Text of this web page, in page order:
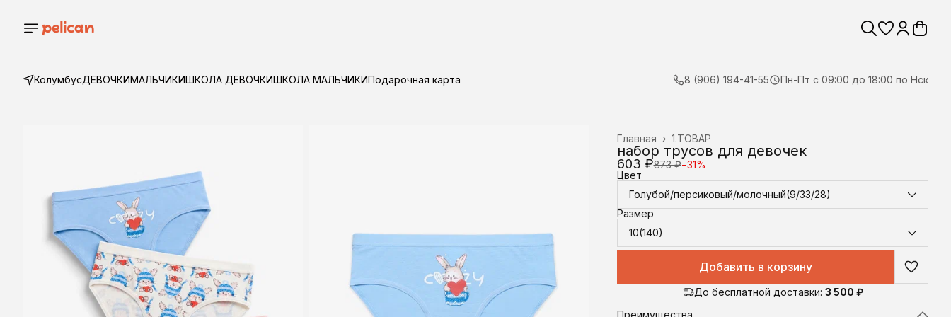
КолумбусДЕВОЧКИМАЛЬЧИКИШКОЛА ДЕВОЧКИШКОЛА МАЛЬЧИКИПодарочная карта 8 (906) 194-41-55 Пн-Пт с 09:00 до 18:00 по Нск
1.ТОВАР
Главная ›
набор трусов для девочек
603 ₽873 ₽−31%
Цвет
Голубой/персиковый/молочный(9/33/28)
Размер
10(140)
Добавить в корзину
До бесплатной доставки: 3 500 ₽
Преимущества